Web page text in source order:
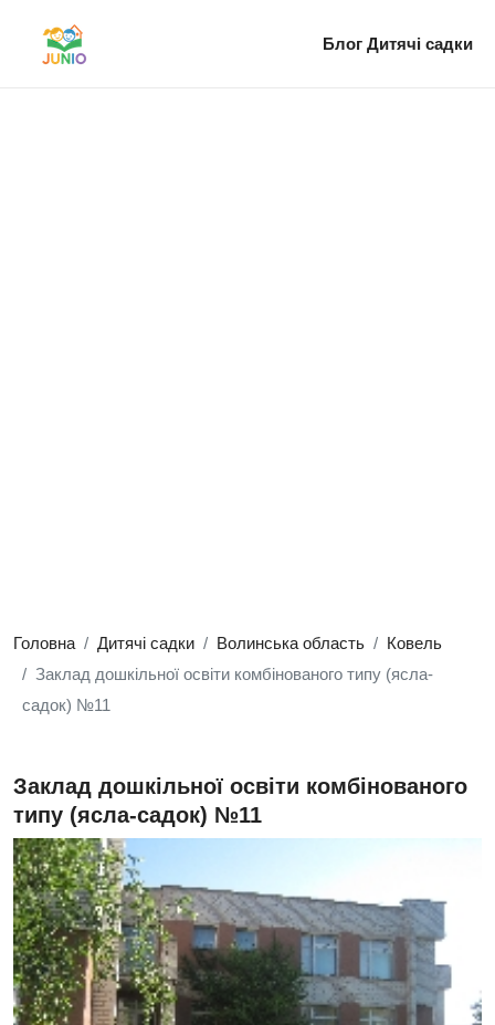
Блог Дитячі садки
Головна Дитячі садки Волинська область
Ковель
Заклад дошкільної освіти комбінованого типу (ясла-
садок) №11
Заклад дошкільної освіти комбінованого
типу (ясла-садок) №11